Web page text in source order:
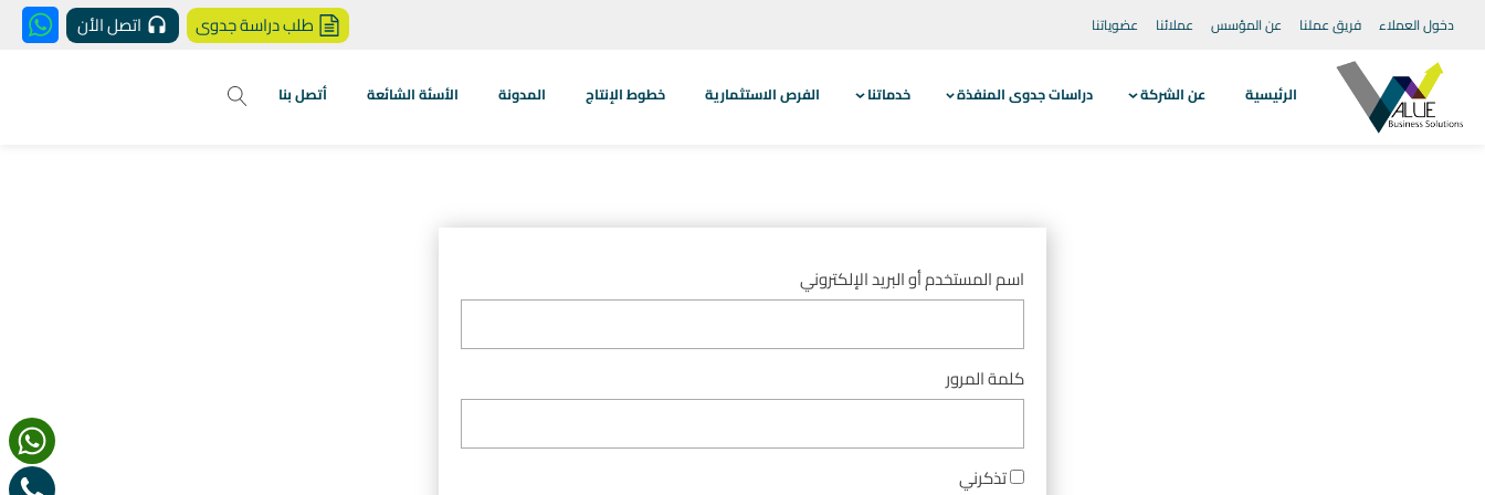
دخول العملاء فريق عملنا عن المؤسس عملائنا عضوياتنا طلب دراسة جدوى اتصل الأن
الرئيسية عن الشركة دراسات جدوى المنفذة خدماتنا الفرص الاستثمارية خطوط الإنتاج المدونة الأسئة الشائعة أتصل بنا
اسم المستخدم أو البريد الإلكتروني
كلمة المرور
تذكرني